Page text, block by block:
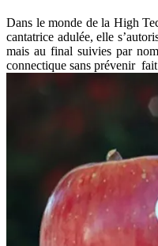
Dans le monde de la High
cantatrice adulée, elle
mais au final suivies par
connectique sans prévenir